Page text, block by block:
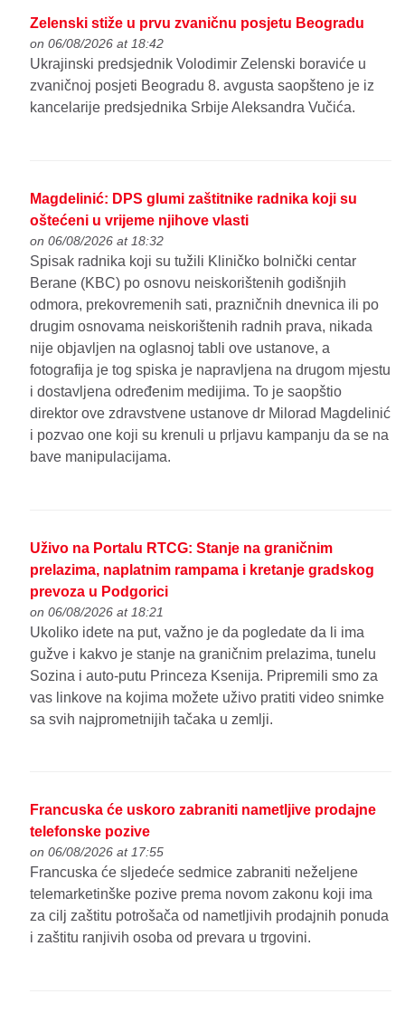
Zelenski stiže u prvu zvaničnu posjetu Beogradu
on 06/08/2026 at 18:42
Ukrajinski predsjednik Volodimir Zelenski boraviće u
zvaničnoj posjeti Beogradu 8. avgusta saopšteno je iz
kancelarije predsjednika Srbije Aleksandra Vučića.
Magdelinić: DPS glumi zaštitnike radnika koji su
oštećeni u vrijeme njihove vlasti
on 06/08/2026 at 18:32
Spisak radnika koji su tužili Kliničko bolnički centar
Berane (KBC) po osnovu neiskorištenih godišnjih
odmora, prekovremenih sati, prazničnih dnevnica ili po
drugim osnovama neiskorištenih radnih prava, nikada
nije objavljen na oglasnoj tabli ove ustanove, a
fotografija je tog spiska je napravljena na drugom mjestu
i dostavljena određenim medijima. To je saopštio
direktor ove zdravstvene ustanove dr Milorad Magdelinić
i pozvao one koji su krenuli u prljavu kampanju da se na
bave manipulacijama.
Uživo na Portalu RTCG: Stanje na graničnim
prelazima, naplatnim rampama i kretanje gradskog
prevoza u Podgorici
on 06/08/2026 at 18:21
Ukoliko idete na put, važno je da pogledate da li ima
gužve i kakvo je stanje na graničnim prelazima, tunelu
Sozina i auto-putu Princeza Ksenija. Pripremili smo za
vas linkove na kojima možete uživo pratiti video snimke
sa svih najprometnijih tačaka u zemlji.
Francuska će uskoro zabraniti nametljive prodajne
telefonske pozive
on 06/08/2026 at 17:55
Francuska će sljedeće sedmice zabraniti neželjene
telemarketinške pozive prema novom zakonu koji ima
za cilj zaštitu potrošača od nametljivih prodajnih ponuda
i zaštitu ranjivih osoba od prevara u trgovini.